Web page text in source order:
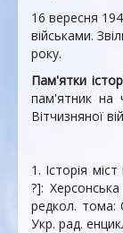
16 вересня
військами.
року.
Пам'ятки
пам'ятник на
Вітчизняної
1. Історія
?]:
редкол. тома:
Укр. рад.